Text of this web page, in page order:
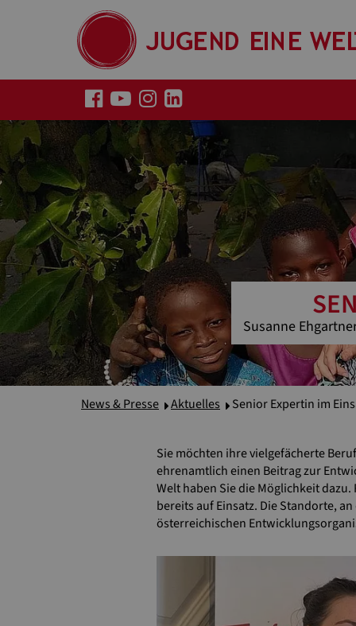
Susanne
News & Presse Aktuelles Senior Expertin im
Sie möchten ihre vielgefächerte
ehrenamtlich einen Beitrag zur
Welt haben Sie die Möglichkeit
bereits auf Einsatz. Die Standorte,
österreichischen